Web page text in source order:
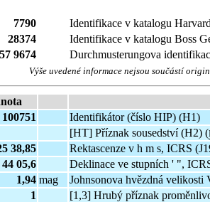
7790
Identifikace v katalogu
28374
Identifikace v katalogu Boss
9674 Durchmusterungova
Výše uvedené informace nejsou součástí
100751
Identifikátor (číslo HIP) (H1)
[HT] Příznak sousedství (H2) (
38,85
Rektascenze v h m s, ICRS
05,6
Deklinace ve stupních ' ",
1,94 mag
Johnsonova hvězdná velikosti
1
[1,3] Hrubý příznak